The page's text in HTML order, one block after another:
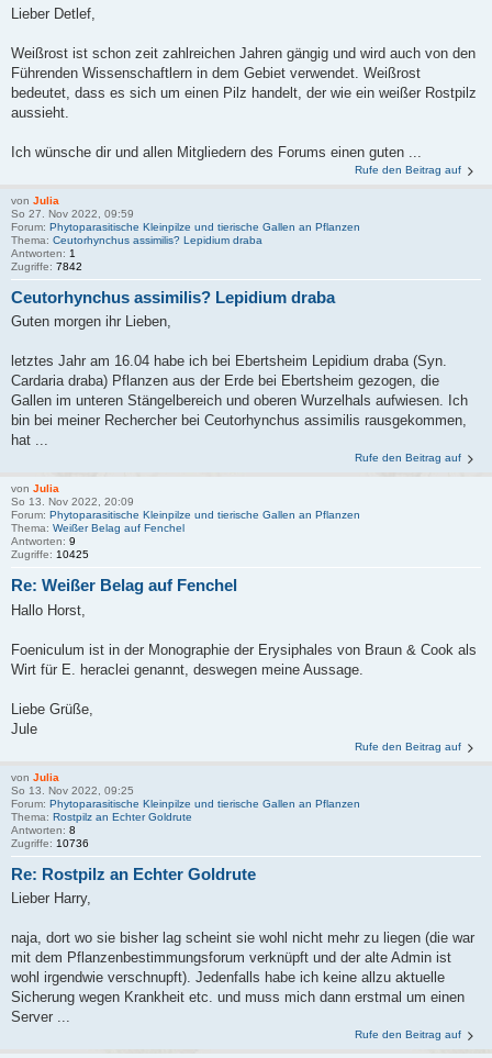
Lieber Detlef,
Weißrost ist schon zeit zahlreichen Jahren gängig und wird auch von den
Führenden Wissenschaftlern in dem Gebiet verwendet. Weißrost
bedeutet, dass es sich um einen Pilz handelt, der wie ein weißer Rostpilz
aussieht.
Ich wünsche dir und allen Mitgliedern des Forums einen guten ...
Rufe den Beitrag auf
von Julia
So 27. Nov 2022, 09:59
Forum: Phytoparasitische Kleinpilze und tierische Gallen an Pflanzen
Thema: Ceutorhynchus assimilis? Lepidium draba
Antworten: 1
Zugriffe: 7842
Ceutorhynchus assimilis? Lepidium draba
Guten morgen ihr Lieben,
letztes Jahr am 16.04 habe ich bei Ebertsheim Lepidium draba (Syn.
Cardaria draba) Pflanzen aus der Erde bei Ebertsheim gezogen, die
Gallen im unteren Stängelbereich und oberen Wurzelhals aufwiesen. Ich
bin bei meiner Rechercher bei Ceutorhynchus assimilis rausgekommen,
hat ...
Rufe den Beitrag auf
von Julia
So 13. Nov 2022, 20:09
Forum: Phytoparasitische Kleinpilze und tierische Gallen an Pflanzen
Thema: Weißer Belag auf Fenchel
Antworten: 9
Zugriffe: 10425
Re: Weißer Belag auf Fenchel
Hallo Horst,
Foeniculum ist in der Monographie der Erysiphales von Braun & Cook als
Wirt für E. heraclei genannt, deswegen meine Aussage.
Liebe Grüße,
Jule
Rufe den Beitrag auf
von Julia
So 13. Nov 2022, 09:25
Forum: Phytoparasitische Kleinpilze und tierische Gallen an Pflanzen
Thema: Rostpilz an Echter Goldrute
Antworten: 8
Zugriffe: 10736
Re: Rostpilz an Echter Goldrute
Lieber Harry,
naja, dort wo sie bisher lag scheint sie wohl nicht mehr zu liegen (die war
mit dem Pflanzenbestimmungsforum verknüpft und der alte Admin ist
wohl irgendwie verschnupft). Jedenfalls habe ich keine allzu aktuelle
Sicherung wegen Krankheit etc. und muss mich dann erstmal um einen
Server ...
Rufe den Beitrag auf